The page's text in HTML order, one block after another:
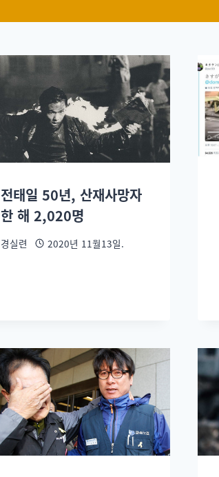
전태일 50년, 산재사망자
한 해 2,020명
경실련 2020년 11월13일.